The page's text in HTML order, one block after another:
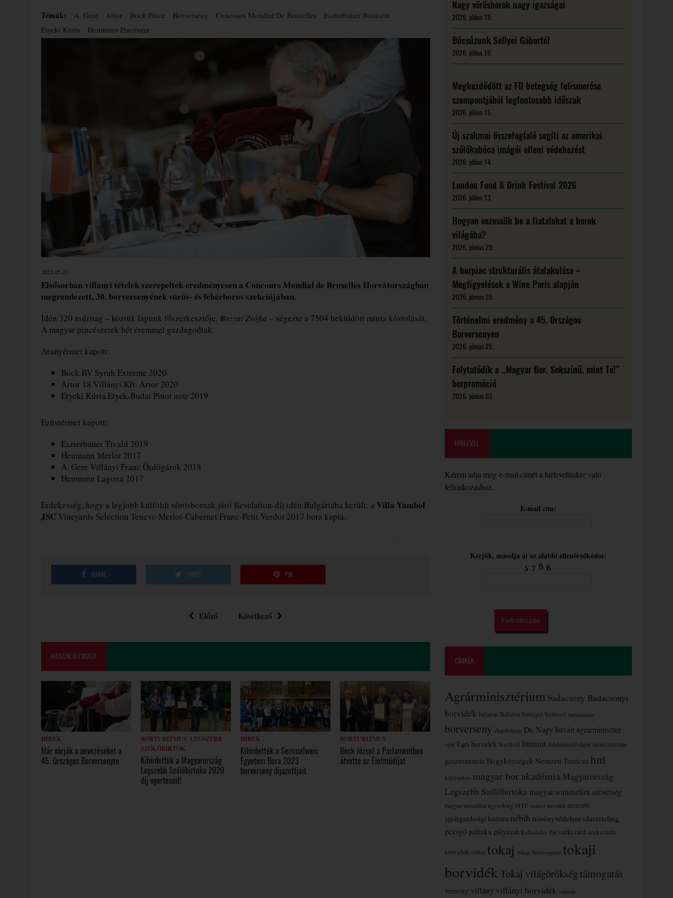
Témák: A. Gere Artor Bock Pince Borverseny Concours Mondial De Bruxelles
Eszterbauer Borászat
Etyeki Kúria
Heumann Pincészet
2023.05.27.
Elsősorban villányi tételek szerepeltek eredményesen a Concours Mondial de Bruxelles Horvátországban
megrendezett, 30. borversenyének vörös- és fehérboros szekciójában.
Idén 320 zsűritag – köztük lapunk főszerkesztője, Bozzai Zsófia – végezte a 7504 beküldött minta kóstolását.
A magyar pincészetek hét éremmel gazdagodtak.
Aranyérmet kapott:
Bock BV Syrah Extreme 2020
Artor 18 Villányi Kft. Artor 2020
Etyeki Kúria Etyek-Budai Pinot noir 2019
Ezüstérmet kapott:
Eszterbauer Tivald 2019
Heumann Merlot 2017
A. Gere Villányi Franc Ördögárok 2018
Heumann Lagona 2017
Érdekesség, hogy a legjobb külföldi vörösbornak járó Revelation-díj idén Bulgáriába került: a Villa Yambol
JSC Vineyards Selection Tenevo Merlot-Cabernet Franc-Petit Verdot 2017 bora kapta.
SHARE TWEET PIN
Előző Következő
HASONLÓ CIKKEK
HÍREK
Már várják a nevezéseket a
45. Országos Borversenyre
BORTURIZMUS LEGSZEBB
SZŐLŐBIRTOK
Kihirdettük a Magyarország
Legszebb Szőlőbirtoka 2020
díj nyerteseit!
HÍREK
Kihirdették a Semmelweis
Egyetem Bora 2023
borverseny díjazottjait
BORTURIZMUS
Bock József a Parlamentben
átvette az Életműdíjat
Nagy vörösborok nagy igazságai
2026. július 18.
Búcsúzunk Sellyei Gábortól
2026. július 16.
Megkezdődött az FD betegség felismerése
szempontjából legfontosabb időszak
2026. július 15.
Új szakmai összefoglaló segíti az amerikai
szőlőkabóca imágói elleni védekezést
2026. július 14.
London Food & Drink Festival 2026
2026. július 13.
Hogyan vezessük be a fiatalokat a borok
világába?
2026. június 29.
A borpiac strukturális átalakulása –
Megfigyelések a Wine Paris alapján
2026. június 29.
Történelmi eredmény a 45. Országos
Borversenyen
2026. június 25.
Folytatódik a „Magyar Bor. Sokszínű, mint Te!”
borpromóció
2026. június 03.
HÍRLEVÉL
Kérem adja meg e-mail címét a hírlevelünkre való
feliratkozáshoz.
E-mail cím:
Kérjük, másolja át az alábbi ellenőrzőkódot:
CÍMKÉK
Agrárminisztérium badacsony Badacsonyi
borvidék balaton Balaton borrégió borteszt borturizmus
borverseny chardonnay Dr. Nagy István agrárminiszter
eger Egri borvidék fesztivál furmint földművelésügyi minisztérium
gasztronómia Hegyközségek Nemzeti Tanácsa hnt
kékfrankos magyar bor akadémia Magyarország
Legszebb Szőlőbirtoka magyar sommelier szövetség
magyar turisztikai ügynökség MTÜ mátrai borvidék nemzeti
agrárgazdasági kamara nébih növényvédelem olaszrizling
pezsgő pálinka pályázat Rókusfalvy Pál szekszárd szekszárdi
borvidék szüret tokaj Tokaji Borlovagrend tokaji
borvidékTokaj világörökségtámogatás
verseny villány villányi borvidék vinitaly